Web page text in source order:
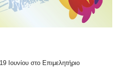
Ιουνίου στο Επιμελητήριο